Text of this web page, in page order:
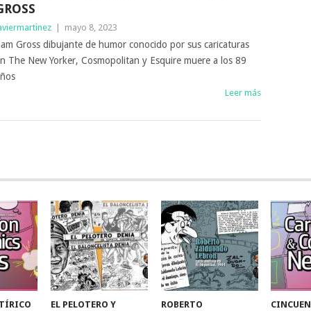
| mayo 8, 2023
Gross dibujante de humor conocido por sus caricaturas
The New Yorker, Cosmopolitan y Esquire muere a los 89
Leer más
EL PELOTERO Y ROBERTO